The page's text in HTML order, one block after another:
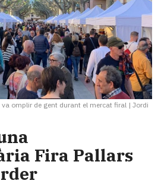
omplir de gent durant el mercat firal | Jordi
Fira Pallars